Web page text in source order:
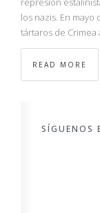
los nazis. En mayo
tártaros de Crimea
READ MORE
SÍGUENOS